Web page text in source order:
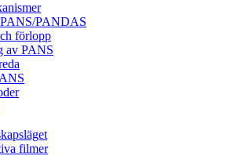
PANDAS
förlopp
av PANS
filmer